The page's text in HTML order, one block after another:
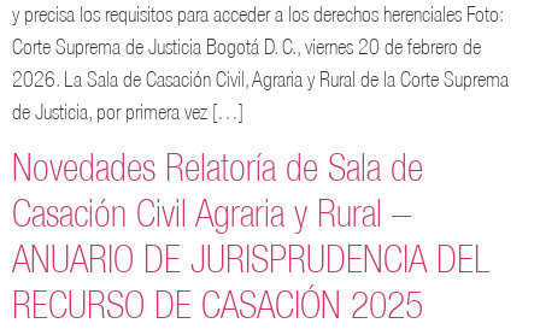
y precisa los requisitos para acceder a los derechos herenciales Foto:
Corte Suprema de Justicia Bogotá D. C., viernes 20 de febrero de
2026. La Sala de Casación Civil, Agraria y Rural de la Corte Suprema
de Justicia, por primera vez […]
Novedades Relatoría de Sala de
Casación Civil Agraria y Rural –
ANUARIO DE JURISPRUDENCIA DEL
RECURSO DE CASACIÓN 2025